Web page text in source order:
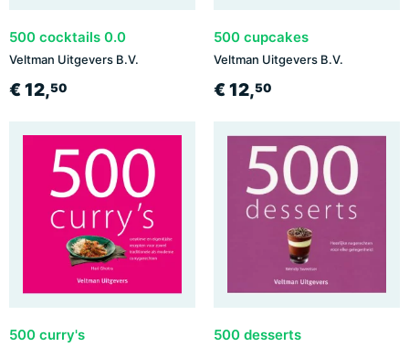
500 cocktails 0.0
Veltman Uitgevers B.V.
€ 12,50
500 cupcakes
Veltman Uitgevers B.V.
€ 12,50
500 curry's 500 desserts